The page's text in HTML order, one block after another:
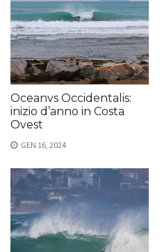
Oceanvs Occidentalis:
inizio d’anno in Costa
Ovest
GEN 16, 2024